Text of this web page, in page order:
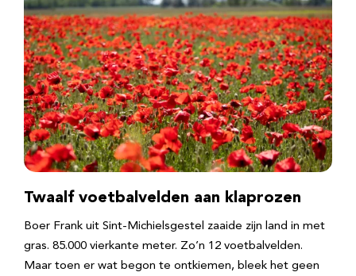
Twaalf voetbalvelden aan klaprozen
Boer Frank uit Sint-Michielsgestel zaaide zijn land in met
gras. 85.000 vierkante meter. Zo’n 12 voetbalvelden.
Maar toen er wat begon te ontkiemen, bleek het geen